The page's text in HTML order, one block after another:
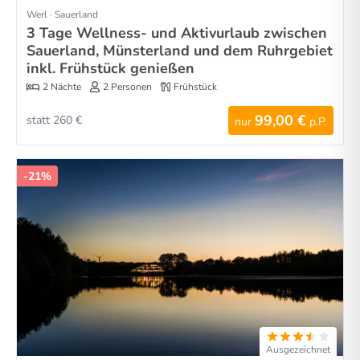
Werl · Sauerland
3 Tage Wellness- und Aktivurlaub zwischen
Sauerland, Münsterland und dem Ruhrgebiet
inkl. Frühstück genießen
2 Nächte 2 Personen Frühstück
nur 99,00 € p.P.
statt 260 €
-21%
Ausgezeichnet